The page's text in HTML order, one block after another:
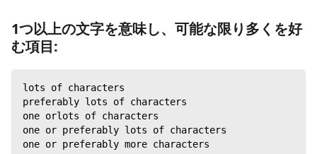
1つ以上の文字を意味し、可能な限り多くを好
む項目:
lots of characters
preferably lots of characters
one orlots of characters
one or preferably lots of characters
one or preferably more characters